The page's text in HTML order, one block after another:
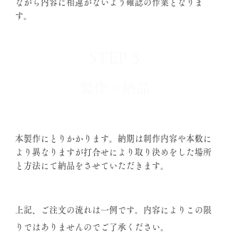
ながら内容に相違がないよう確認の作業となりま
す。
​本製作にとりかかります。納期は制作内容や本数に
より異なりますが打合せにより取り決めをした場所
と方法にて納品をさせていただきます。
​上記、ご注文の流れは一例です。内容によりこの限
りではありませんのでご了承ください。